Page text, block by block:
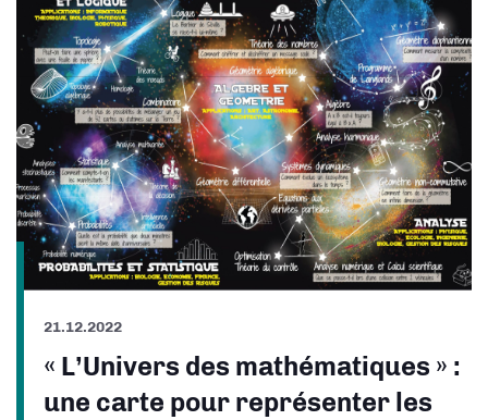
21.12.2022
« L’Univers des mathématiques » :
une carte pour représenter les